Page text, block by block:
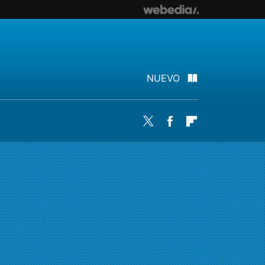
NUEVO
Twitter Facebook